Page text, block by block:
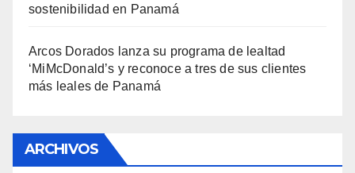
sostenibilidad en Panamá
Arcos Dorados lanza su programa de lealtad
‘MiMcDonald’s y reconoce a tres de sus clientes
más leales de Panamá
ARCHIVOS